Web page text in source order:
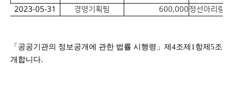
2023-05-31
경영기획팀 600,000정선아리랑
「 공공기관의 정보공개에 관한 법률 시행령 」 제 4조제 1항제 5조
개합니다.